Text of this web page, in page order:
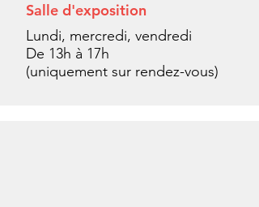
Salle d'exposition
Lundi, mercredi, vendredi
De 13h à 17h
(uniquement sur rendez-vous)